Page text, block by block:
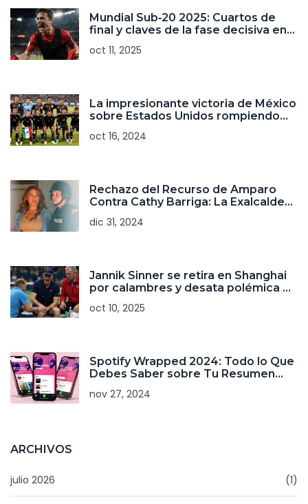
Mundial Sub‑20 2025: Cuartos de
final y claves de la fase decisiva en
oct 11, 2025
La impresionante victoria de México
sobre Estados Unidos rompiendo
oct 16, 2024
Rechazo del Recurso de Amparo
Contra Cathy Barriga: La Exalcaldesa
Preventiva
dic 31, 2024
Jannik Sinner se retira en Shanghai
por calambres y desata polémica en
oct 10, 2025
Spotify Wrapped 2024: Todo lo Que
Debes Saber sobre Tu Resumen
nov 27, 2024
ARCHIVOS
julio 2026 (1)